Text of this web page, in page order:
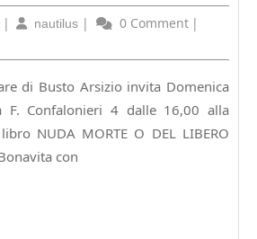
| nautilus nautilus
| 0 Comment |
di Busto Arsizio invita Domenica
Confalonieri 4 dalle 16,00 alla
NUDA MORTE O DEL LIBERO
con